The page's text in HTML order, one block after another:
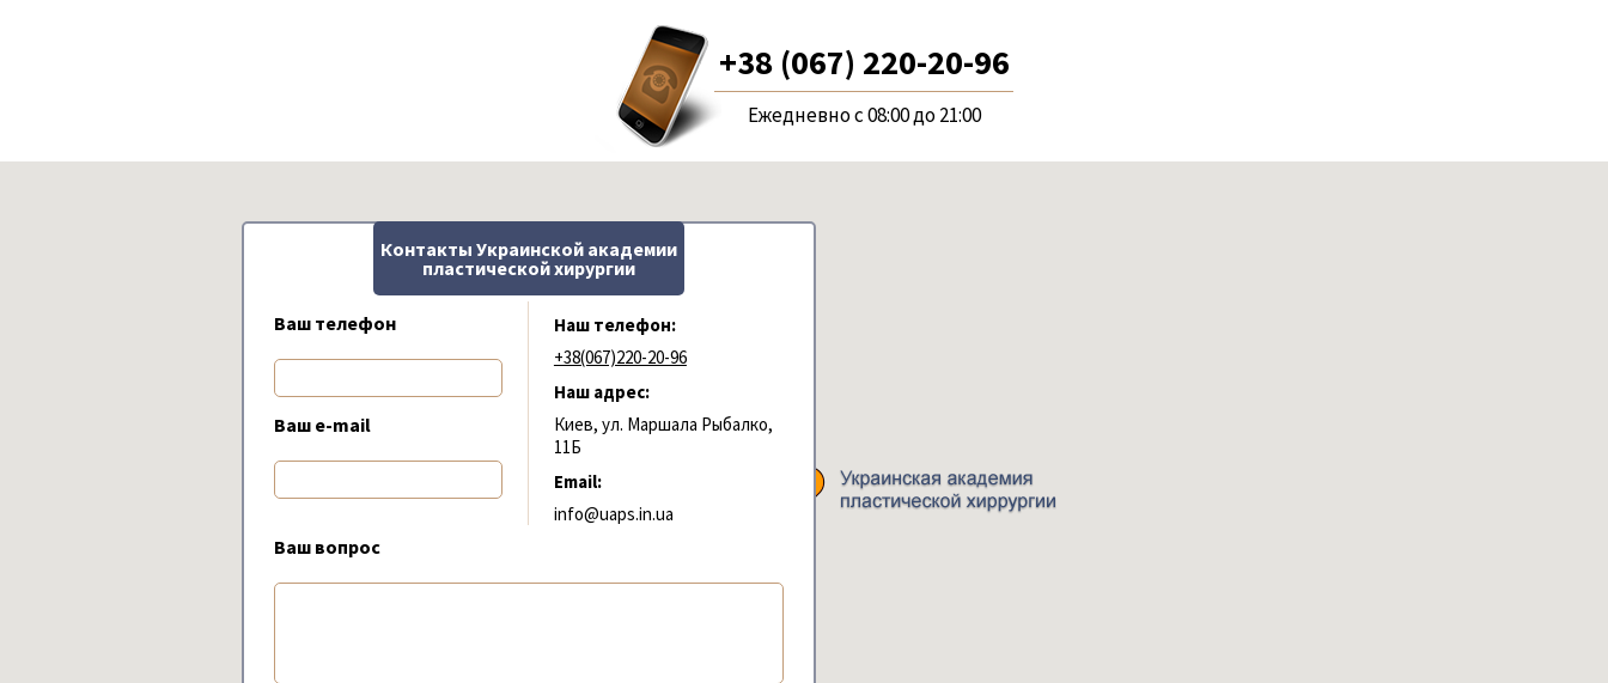
+38 (067) 220-20-96
Ежедневно с 08:00 до 21:00
Контакты Украинской академии
пластической хирургии
Наш телефон:
+38(067)220-20-96
Наш адрес:
Киев, ул. Маршала Рыбалко,
11Б
Email:
info@uaps.in.ua
Ваш телефон
Ваш e-mail
Ваш вопрос